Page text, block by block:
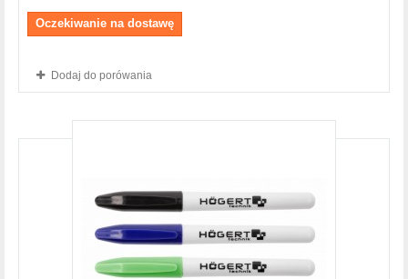
Oczekiwanie na dostawę
Dodaj do porówania